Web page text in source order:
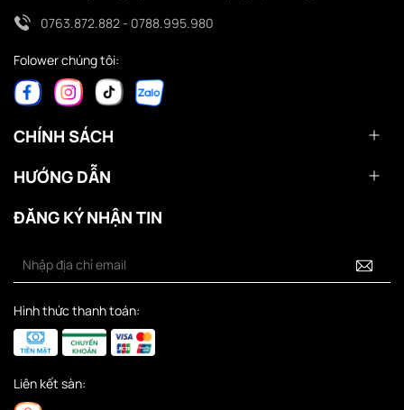
0763.872.882 - 0788.995.980
Folower chúng tôi:
CHÍNH SÁCH
HƯỚNG DẪN
ĐĂNG KÝ NHẬN TIN
Hình thức thanh toán:
Liên kết sàn: